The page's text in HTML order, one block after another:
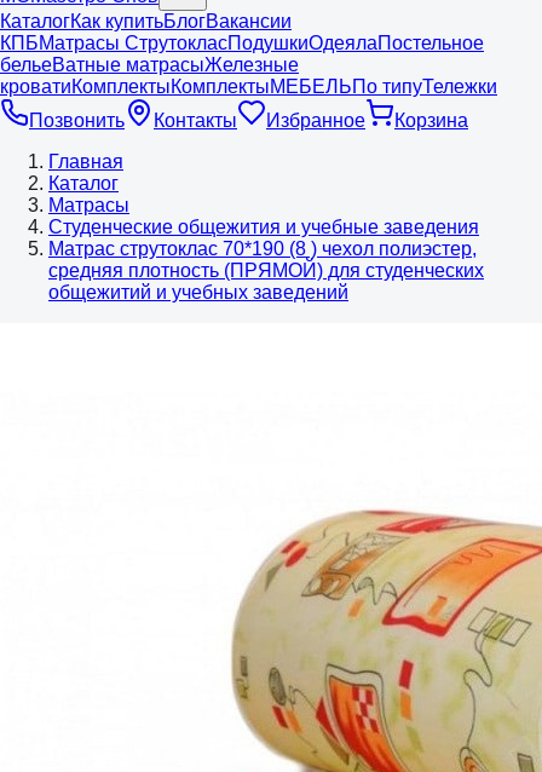
КаталогКак купитьБлогВакансии
КПБМатрасы СтрутокласПодушкиОдеялаПостельное
бельеВатные матрасыЖелезные
кроватиКомплектыКомплектыМЕБЕЛЬПо типуТележки
Позвонить
Контакты Избранное
Корзина
Главная
Каталог
Матрасы
Студенческие общежития и учебные заведения
Матрас струтоклас 70*190 (8 ) чехол полиэстер,
средняя плотность (ПРЯМОЙ) для студенческих
общежитий и учебных заведений